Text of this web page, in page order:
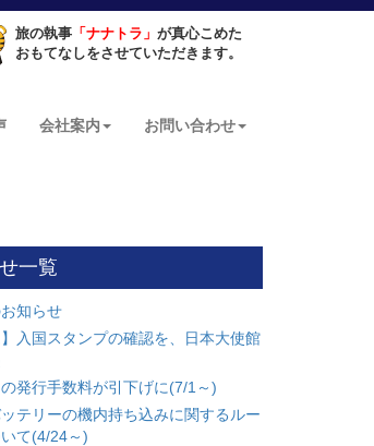
旅の執事「ナナトラ」 が真心こめた
おもてなしをさせていただきます。
会社案内 お問い合わせ
一覧
知らせ
】入国スタンプの確認を、日本大使館
発行手数料が引下げに(7/1～)
テリーの機内持ち込みに関するルー
て(4/24～)